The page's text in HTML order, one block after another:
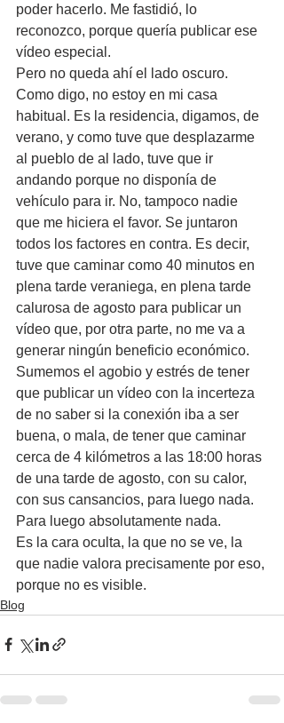
poder hacerlo. Me fastidió, lo
reconozco, porque quería publicar ese
vídeo especial.
Pero no queda ahí el lado oscuro.
Como digo, no estoy en mi casa
habitual. Es la residencia, digamos, de
verano, y como tuve que desplazarme
al pueblo de al lado, tuve que ir
andando porque no disponía de
vehículo para ir. No, tampoco nadie
que me hiciera el favor. Se juntaron
todos los factores en contra. Es decir,
tuve que caminar como 40 minutos en
plena tarde veraniega, en plena tarde
calurosa de agosto para publicar un
vídeo que, por otra parte, no me va a
generar ningún beneficio económico.
Sumemos el agobio y estrés de tener
que publicar un vídeo con la incerteza
de no saber si la conexión iba a ser
buena, o mala, de tener que caminar
cerca de 4 kilómetros a las 18:00 horas
de una tarde de agosto, con su calor,
con sus cansancios, para luego nada.
Para luego absolutamente nada.
Es la cara oculta, la que no se ve, la
que nadie valora precisamente por eso,
porque no es visible.
Blog